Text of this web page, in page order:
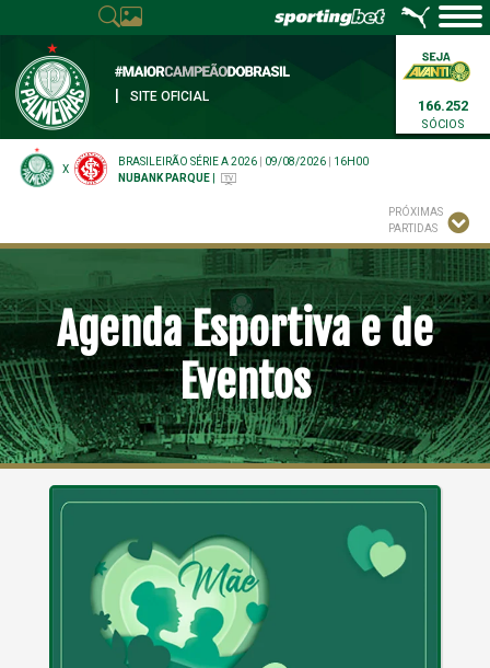
SITE OFICIAL
166.252
SÓCIOS
X
BRASILEIRÃO SÉRIE A 2026 09/08/2026
16H00
NUBANK PARQUE
PRÓXIMAS
PARTIDAS
Agenda Esportiva e de
Eventos